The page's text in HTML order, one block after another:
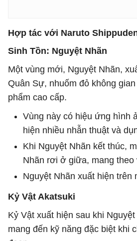
Hợp tác với Naruto
Sinh Tồn: Nguyệt Nhãn
Một vùng mới, Nguyệt Nhãn,
Quân Sự, nhuốm đỏ không
phẩm cao cấp.
Vùng này có hiệu ứng hình
hiện nhiều nhẫn thuật và
Khi Nguyệt Nhãn kết thúc,
Nhãn rơi ở giữa, mang theo
Nguyệt Nhãn xuất hiện trên
Kỷ Vật Akatsuki
Kỷ Vật xuất hiện sau khi
mang đến kỹ năng đặc biệt khi